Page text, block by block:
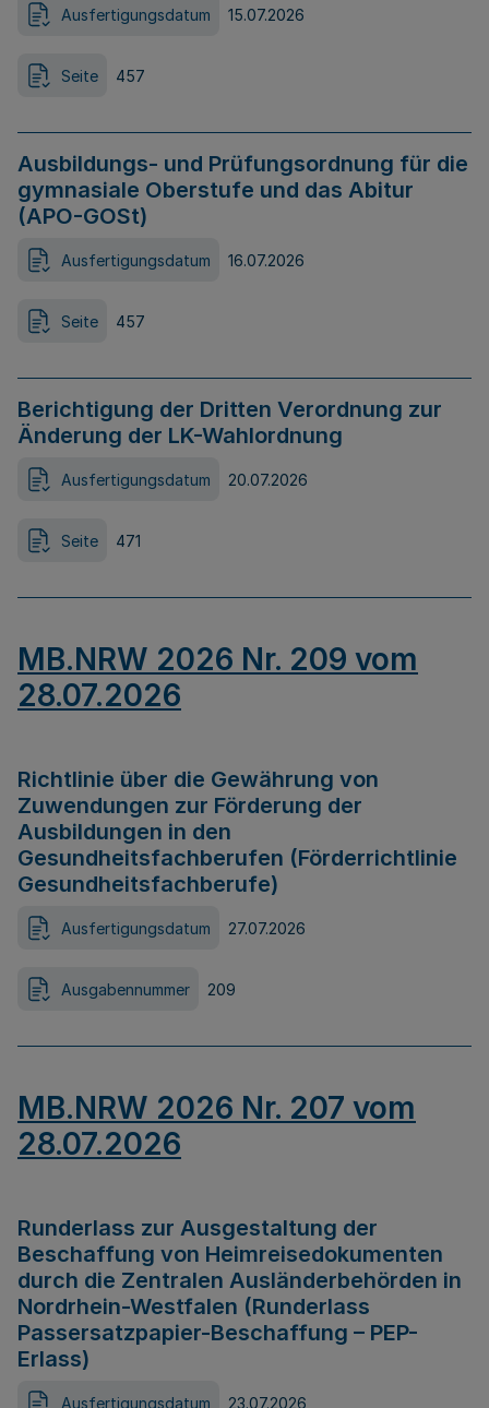
Ausfertigungsdatum 15.07.2026
Seite 457
Ausbildungs- und Prüfungsordnung für die
gymnasiale Oberstufe und das Abitur
(APO-GOSt)
Ausfertigungsdatum 16.07.2026
Seite 457
Berichtigung der Dritten Verordnung zur
Änderung der LK-Wahlordnung
Ausfertigungsdatum 20.07.2026
Seite 471
MB.NRW 2026 Nr. 209 vom
28.07.2026
Richtlinie über die Gewährung von
Zuwendungen zur Förderung der
Ausbildungen in den
Gesundheitsfachberufen (Förderrichtlinie
Gesundheitsfachberufe)
Ausfertigungsdatum 27.07.2026
Ausgabennummer 209
MB.NRW 2026 Nr. 207 vom
28.07.2026
Runderlass zur Ausgestaltung der
Beschaffung von Heimreisedokumenten
durch die Zentralen Ausländerbehörden in
Nordrhein-Westfalen (Runderlass
Passersatzpapier-Beschaffung – PEP-
Erlass)
Ausfertigungsdatum 23.07.2026